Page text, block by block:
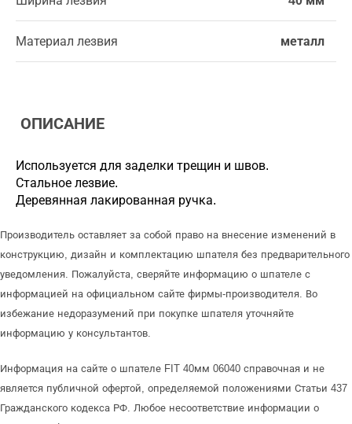
Материал лезвия металл
ОПИСАНИЕ
Используется для заделки трещин и швов.
Стальное лезвие.
Деревянная лакированная ручка.
Производитель оставляет за собой право на внесение изменений в
конструкцию, дизайн и комплектацию шпателя без предварительного
уведомления. Пожалуйста, сверяйте информацию о шпателе с
информацией на официальном сайте фирмы-производителя. Во
избежание недоразумений при покупке шпателя уточняйте
информацию у консультантов.
Информация на сайте о шпателе FIT 40мм 06040 справочная и не
является публичной офертой, определяемой положениями Статьи 437
Гражданского кодекса РФ. Любое несоответствие информации о